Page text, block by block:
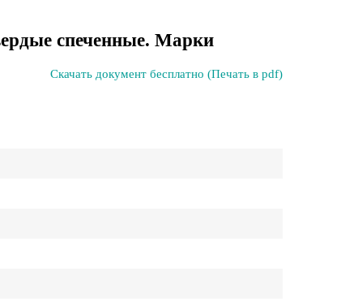
спеченные. Марки
Скачать документ бесплатно (Печать в pdf)